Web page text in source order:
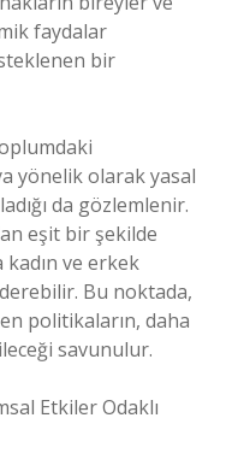
faydalar
bir
yönelik olarak yasal
da gözlemlenir.
eşit bir şekilde
kadın ve erkek
Bu noktada,
politikaların, daha
savunulur.
Etkiler Odaklı